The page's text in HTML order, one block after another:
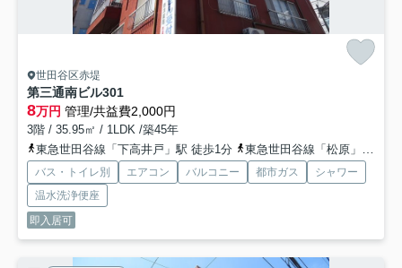
世田谷区赤堤
第三通南ビル301
8万円 管理/共益費2,000円
3階 / 35.95㎡ / 1LDK /築45年
東急世田谷線「下高井戸」駅 徒歩1分
東急世田谷線「松原」駅 徒歩9分
バス・トイレ別 エアコン バルコニー 都市ガス
シャワー
温水洗浄便座
即入居可